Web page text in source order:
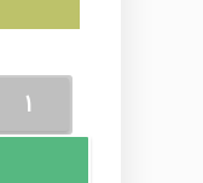
بخوانیم